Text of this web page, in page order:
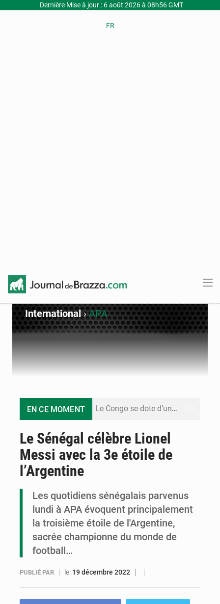
Dernière Mise à jour : 6 août 2026 à 08h56 GMT
FR
International›APA
EN CE MOMENT Le Congo se dote d’un programme national pour valoriser les produits forestiers non ligneux
Compétitions africaines : la CAF ferme la porte à l’AC Léopards et à l’AS Otohô
Le Sénégal célèbre Lionel
Messi avec la 3e étoile de
l’Argentine
Les quotidiens sénégalais parvenus
lundi à APA évoquent principalement
la troisième étoile de l'Argentine,
sacrée championne du monde de
football…
PUBLIÉ PAR le: 19 décembre 2022